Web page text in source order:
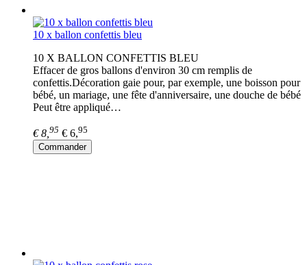
10 x ballon confettis bleu
10 X BALLON CONFETTIS BLEU
Effacer de gros ballons d'environ 30 cm remplis de
confettis.Décoration gaie pour, par exemple, une boisson pour
bébé, un mariage, une fête d'anniversaire, une douche de bébé
Peut être appliqué…
€ 8, 95 € 6,95
Commander